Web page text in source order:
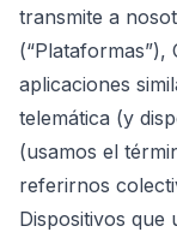
transmite a
(“Plataformas”),
aplicaciones
telemática (y
(usamos el
referirnos
Dispositivos que